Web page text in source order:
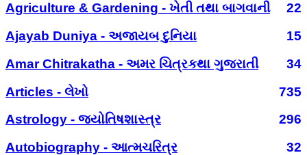
Agriculture & Gardening - ખેતી તથા બાગવાની
22
Ajayab Duniya - અજાયબ દુનિયા
15
Amar Chitrakatha - અમર ચિત્રકથા ગુજરાતી
34
Articles - લેખો
735
Astrology - જ્યોતિષશાસ્ત્ર
296
Autobiography - આત્મચરિત્ર
32